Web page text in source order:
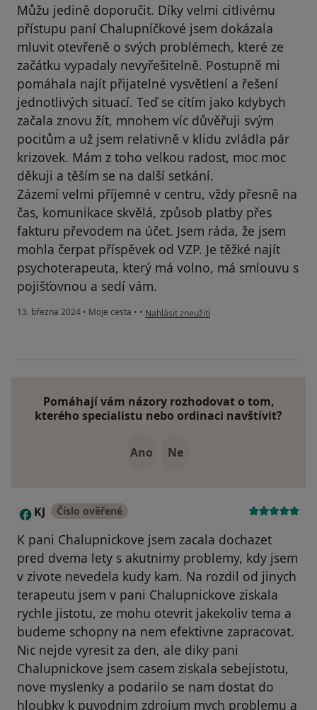
Můžu jedině doporučit. Díky velmi citlivému
přístupu paní Chalupníčkové jsem dokázala
mluvit otevřeně o svých problémech, které ze
začátku vypadaly nevyřešitelně. Postupně mi
pomáhala najít přijatelné vysvětlení a řešení
jednotlivých situací. Teď se cítím jako kdybych
začala znovu žít, mnohem víc důvěřuji svým
pocitům a už jsem relativně v klidu zvládla pár
krizovek. Mám z toho velkou radost, moc moc
děkuji a těším se na další setkání.
Zázemí velmi příjemné v centru, vždy přesně na
čas, komunikace skvělá, způsob platby přes
fakturu převodem na účet. Jsem ráda, že jsem
mohla čerpat příspěvek od VZP. Je těžké najít
psychoterapeuta, který má volno, má smlouvu s
pojišťovnou a sedí vám.
13. března 2024 • Moje cesta • • podle názoru uživatele R.K.
Nahlásit zneužití
Pomáhají vám názory rozhodovat o tom,
kterého specialistu nebo ordinaci navštívit?
Ano Ne
K KJ Číslo ověřené
K pani Chalupnickove jsem zacala dochazet
pred dvema lety s akutnimy problemy, kdy jsem
v zivote nevedela kudy kam. Na rozdil od jinych
terapeutu jsem v pani Chalupnickove ziskala
rychle jistotu, ze mohu otevrit jakekoliv tema a
budeme schopny na nem efektivne zapracovat.
Nic nejde vyresit za den, ale diky pani
Chalupnickove jsem casem ziskala sebejistotu,
nove myslenky a podarilo se nam dostat do
hloubky k puvodnim zdrojum mych problemu a